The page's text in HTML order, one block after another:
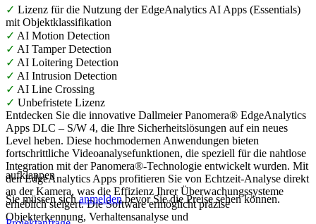
✓ Lizenz für die Nutzung der EdgeAnalytics AI Apps (Essentials)
mit Objektklassifikation
✓ AI Motion Detection
✓ AI Tamper Detection
✓ AI Loitering Detection
✓ AI Intrusion Detection
✓ AI Line Crossing
✓ Unbefristete Lizenz
Entdecken Sie die innovative Dallmeier Panomera® EdgeAnalytics
Apps DLC – S/W 4, die Ihre Sicherheitslösungen auf ein neues
Level heben. Diese hochmodernen Anwendungen bieten
fortschrittliche Videoanalysefunktionen, die speziell für die nahtlose
Integration mit der Panomera®-Technologie entwickelt wurden. Mit
den EdgeAnalytics Apps profitieren Sie von Echtzeit-Analyse direkt
an der Kamera, was die Effizienz Ihrer Überwachungssysteme
erheblich steigert. Die Software ermöglicht präzise
Objekterkennung, Verhaltensanalyse und
aufklappen
Sie müssen sich anmeldenbevor Sie die Preise sehen können.